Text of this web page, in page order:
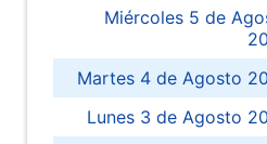
Miércoles 5 de
Martes 4 de Agosto
Lunes 3 de Agosto